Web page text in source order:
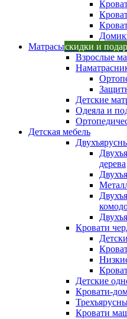
Матрасыскидки и
Взрослые
Детские
Одеяла и
Детская мебель
дерева
Кровати
Детские
Кровати-
Кровати